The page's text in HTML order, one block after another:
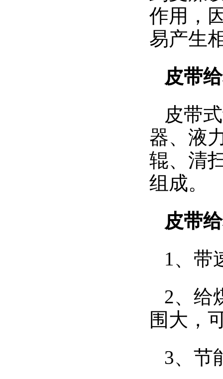
作用，
易产生
皮带
皮带
器、液
辊、清
组成。
皮带
1、带
2、给
围大，
3、节